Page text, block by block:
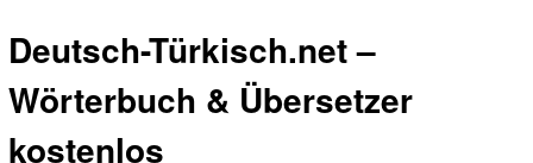
Deutsch-Türkisch.net –
Wörterbuch & Übersetzer
kostenlos